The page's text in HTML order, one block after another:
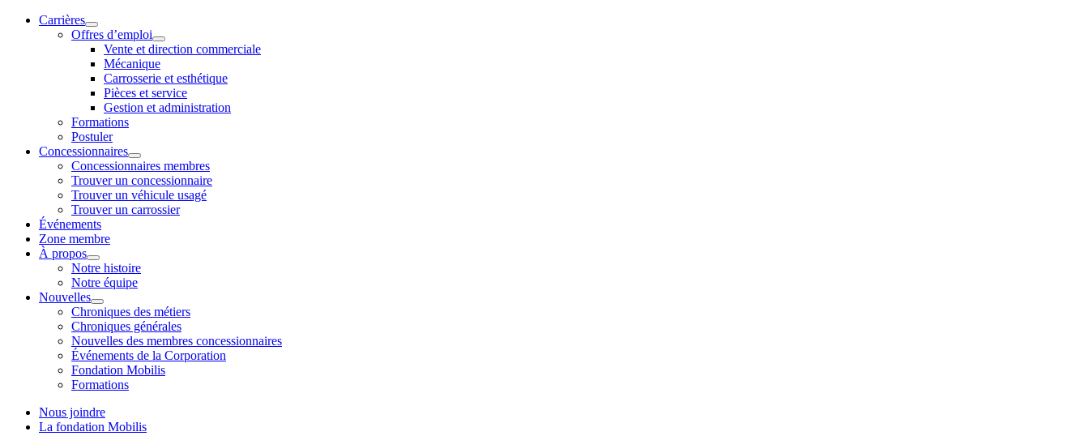
Carrières
Offres d’emploi
Vente et direction commerciale
Mécanique
Carrosserie et esthétique
Pièces et service
Gestion et administration
Formations
Postuler
Concessionnaires
Concessionnaires membres
Trouver un concessionnaire
Trouver un véhicule usagé
Trouver un carrossier
Événements
Zone membre
À propos
Notre histoire
Notre équipe
Nouvelles
Chroniques des métiers
Chroniques générales
Nouvelles des membres concessionnaires
Événements de la Corporation
Fondation Mobilis
Formations
Nous joindre
La fondation Mobilis